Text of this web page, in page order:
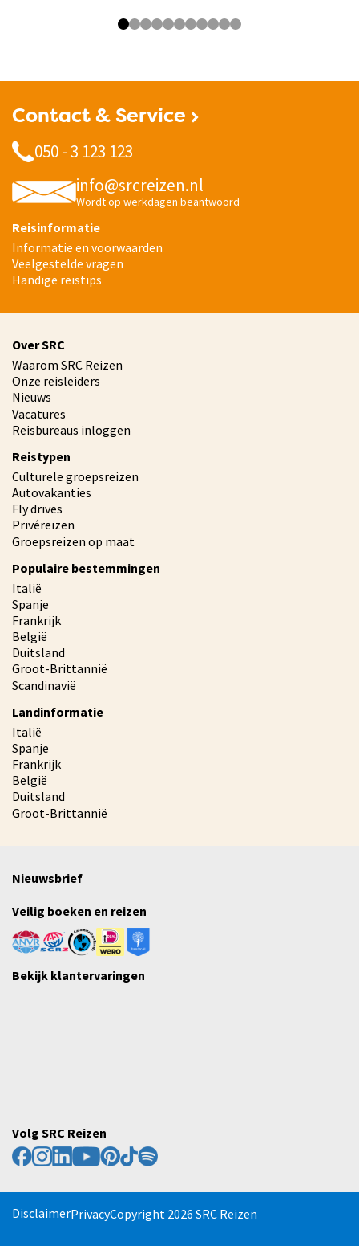
Contact & Service
050 - 3 123 123
info@srcreizen.nl
Wordt op werkdagen beantwoord
Reisinformatie
Informatie en voorwaarden
Veelgestelde vragen
Handige reistips
Over SRC
Waarom SRC Reizen
Onze reisleiders
Nieuws
Vacatures
Reisbureaus inloggen
Reistypen
Culturele groepsreizen
Autovakanties
Fly drives
Privéreizen
Groepsreizen op maat
Populaire bestemmingen
Italië
Spanje
Frankrijk
België
Duitsland
Groot-Brittannië
Scandinavië
Landinformatie
Italië
Spanje
Frankrijk
België
Duitsland
Groot-Brittannië
Nieuwsbrief
Veilig boeken en reizen
Bekijk klantervaringen
Volg SRC Reizen
DisclaimerPrivacyCopyright 2026 SRC Reizen